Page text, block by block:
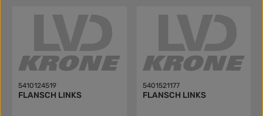
5410124519
FLANSCH LINKS
5401521177
FLANSCH LINKS